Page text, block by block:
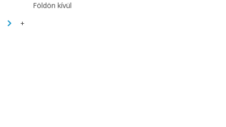
Földön kívül
+